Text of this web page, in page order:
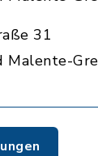
31
Malente-